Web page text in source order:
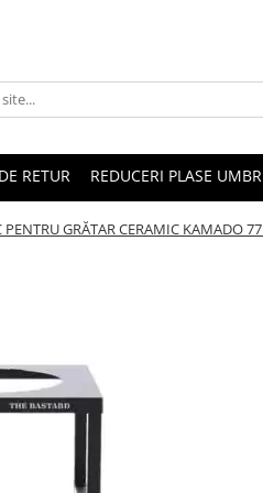
RETUR REDUCERI PLASE
GRĂTAR CERAMIC KAMADO